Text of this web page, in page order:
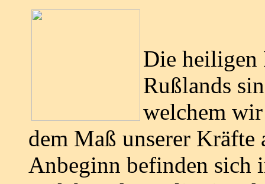
Die heiligen
Rußlands
welchem
dem Maß unserer Kräfte
Anbeginn befinden sich